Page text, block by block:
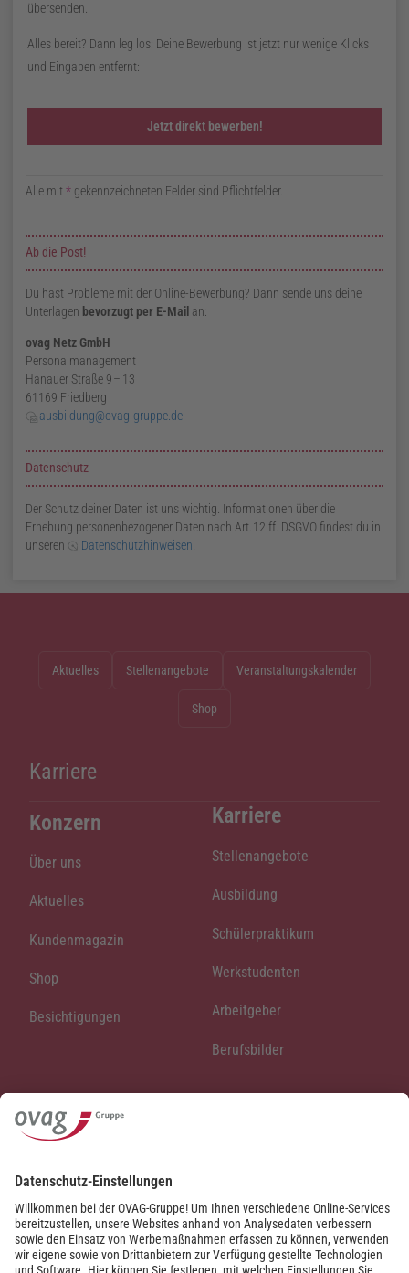
übersenden.
Alles bereit? Dann leg los: Deine Bewerbung ist jetzt nur wenige Klicks
und Eingaben entfernt:
Alle mit * gekennzeichneten Felder sind Pflichtfelder.
Zusatzinformationen zur Seite Online-Bewerbung
Ab die Post!
Du hast Probleme mit der Online-Bewerbung? Dann sende uns deine
Unterlagen bevorzugt per E-Mail an:
ovag Netz GmbH
Personalmanagement
Hanauer Straße 9– 13
61169 Friedberg
ausbildung@ovag-gruppe.de
Datenschutz
Der Schutz deiner Daten ist uns wichtig. Informationen über die
Erhebung personenbezogener Daten nach Art. 12 ff. DSGVO findest du in
unseren
Datenschutzhinweisen
Aktuelles Stellenangebote Veranstaltungskalender
Shop
Karriere
Konzern
Über uns
Aktuelles
Kundenmagazin
Shop
Besichtigungen
Karriere
Stellenangebote
Ausbildung
Schülerpraktikum
Werkstudenten
Arbeitgeber
Berufsbilder
Klasse Klassik Sommer